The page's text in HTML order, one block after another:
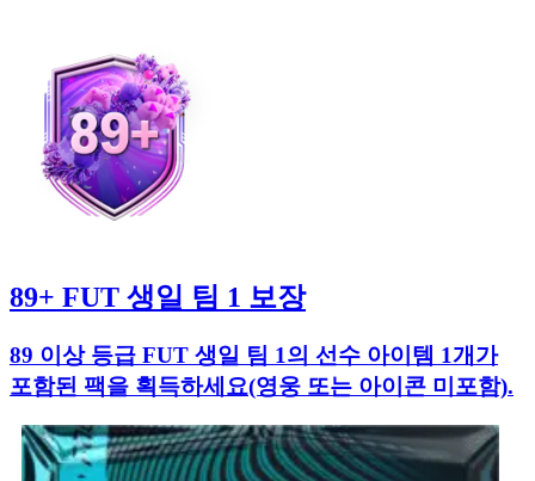
89+ FUT 생일 팀 1 보장
89 이상 등급 FUT 생일 팀 1의 선수 아이템 1개가
포함된 팩을 획득하세요(영웅 또는 아이콘 미포함).